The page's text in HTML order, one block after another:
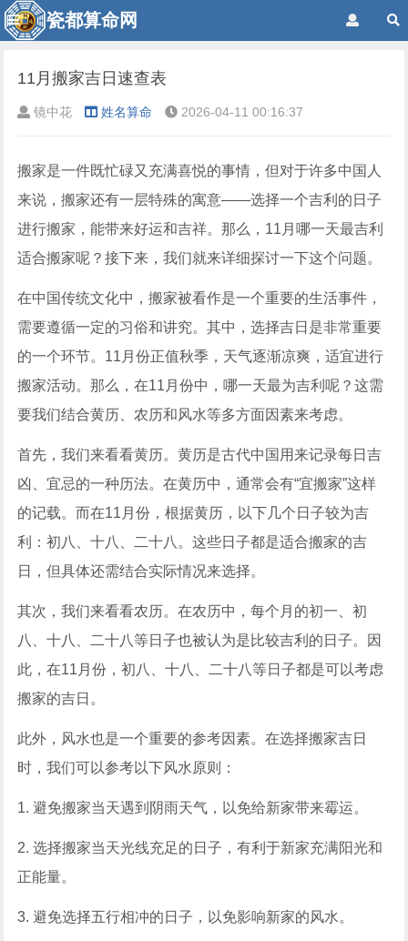
瓷都算命网
11月搬家吉日速查表
镜中花 姓名算命 2026-04-11 00:16:37
搬家是一件既忙碌又充满喜悦的事情，但对于许多中国人
来说，搬家还有一层特殊的寓意——选择一个吉利的日子
进行搬家，能带来好运和吉祥。那么，11月哪一天最吉利
适合搬家呢？接下来，我们就来详细探讨一下这个问题。
在中国传统文化中，搬家被看作是一个重要的生活事件，
需要遵循一定的习俗和讲究。其中，选择吉日是非常重要
的一个环节。11月份正值秋季，天气逐渐凉爽，适宜进行
搬家活动。那么，在11月份中，哪一天最为吉利呢？这需
要我们结合黄历、农历和风水等多方面因素来考虑。
首先，我们来看看黄历。黄历是古代中国用来记录每日吉
凶、宜忌的一种历法。在黄历中，通常会有“宜搬家”这样
的记载。而在11月份，根据黄历，以下几个日子较为吉
利：初八、十八、二十八。这些日子都是适合搬家的吉
日，但具体还需结合实际情况来选择。
其次，我们来看看农历。在农历中，每个月的初一、初
八、十八、二十八等日子也被认为是比较吉利的日子。因
此，在11月份，初八、十八、二十八等日子都是可以考虑
搬家的吉日。
此外，风水也是一个重要的参考因素。在选择搬家吉日
时，我们可以参考以下风水原则：
1. 避免搬家当天遇到阴雨天气，以免给新家带来霉运。
2. 选择搬家当天光线充足的日子，有利于新家充满阳光和
正能量。
3. 避免选择五行相冲的日子，以免影响新家的风水。